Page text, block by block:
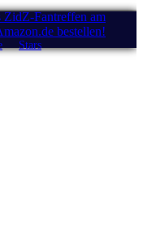
ZidZ-Fantreffen am
bestellen!
Stars